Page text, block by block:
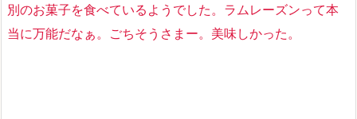
別のお菓子を食べているようでした。ラムレーズンって本
当に万能だなぁ。ごちそうさまー。美味しかった。